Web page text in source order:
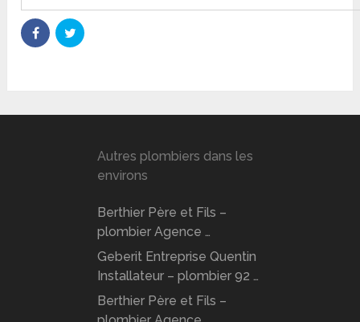
Autres plombiers dans les
environs
Berthier Père et Fils –
plombier Agence …
Geberit Entreprise Quentin
Installateur – plombier 92 …
Berthier Père et Fils –